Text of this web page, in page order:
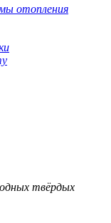
отопления
твёрдых